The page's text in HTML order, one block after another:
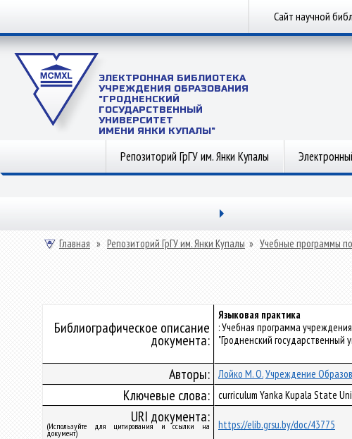
Сайт научной
ЭЛЕКТРОННАЯ БИБЛИОТЕКА
УЧРЕЖДЕНИЯ ОБРАЗОВАНИЯ
"ГРОДНЕНСКИЙ
ГОСУДАРСТВЕННЫЙ
УНИВЕРСИТЕТ
ИМЕНИ ЯНКИ КУПАЛЫ"
Репозиторий ГрГУ им. Янки Купалы
Главная » Репозиторий ГрГУ им. Янки Купалы » Учебные программы
Библиографическое описание
документа:
Языковая практика
: Учебная программа
"Гродненский государственный
Авторы: Лойко М. О.Учреждение
Ключевые слова: curriculum Yanka Kupala State
URI документа:
(Используйте для цитирования и ссылки на
документ)
https://elib.grsu.by/doc/43775